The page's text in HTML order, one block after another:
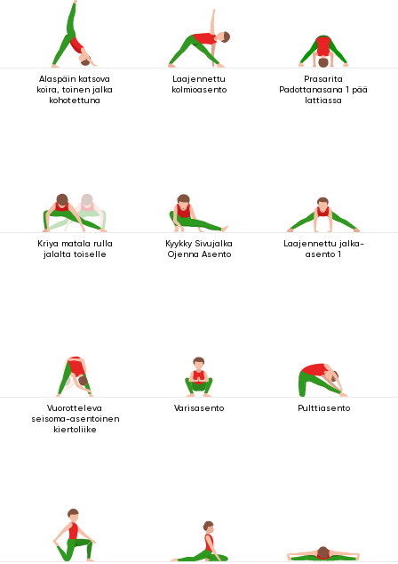
Alaspäin katsova
koira, toinen jalka
kohotettuna
Laajennettu
kolmioasento
Prasarita
Padottanasana 1 pää
lattiassa
Kriya matala rulla
jalalta toiselle
Kyykky Sivujalka
Ojenna Asento
Laajennettu jalka-
asento 1
Vuorotteleva
seisoma-asentoinen
kiertoliike
Varisasento Pulttiasento